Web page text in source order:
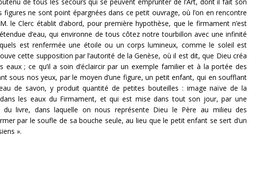
figures ne sont point épargnées dans ce petit ouvrage, où l’on en rencontre
le Clerc établit d’abord, pour première hypothèse, que le firmament n’est
d’eau, qui environne de tous côtez notre tourbillon avec une infinité
est renfermée une étoile ou un corps lumineux, comme le soleil est
cette supposition par l’autorité de la Genèse, où il est dit, que Dieu créa
eaux ; ce qu’il a soin d’éclaircir par un exemple familier et à la portée des
sous nos yeux, par le moyen d’une figure, un petit enfant, qui en soufflant
de savon, y produit quantité de petites bouteilles : image naïve de la
les eaux du Firmament, et qui est mise dans tout son jour, par une
livre, dans laquelle on nous représente Dieu le Père au milieu des
par le soufle de sa bouche seule, au lieu que le petit enfant se sert d’un
».